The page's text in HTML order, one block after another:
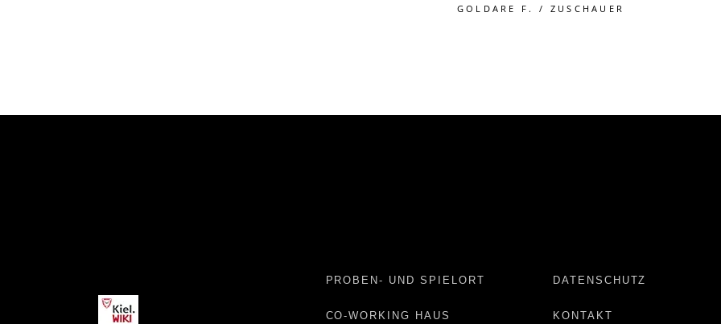
PROBEN- UND SPIELORT
CO-WORKING HAUS
DATENSCHUTZ
KONTAKT